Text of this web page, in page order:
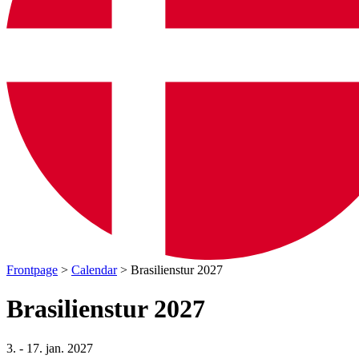
Frontpage > Calendar> Brasilienstur 2027
Brasilienstur 2027
3. - 17. jan. 2027